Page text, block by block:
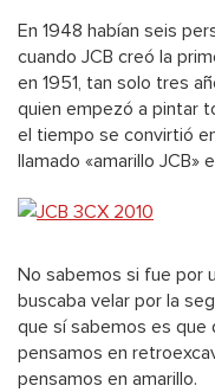
En 1948 habían seis
cuando JCB creó la
en 1951, tan solo tres
quien empezó a pintar
el tiempo se convirtió
llamado «amarillo JCB»
No sabemos si fue por
buscaba velar por la
que sí sabemos es
pensamos en
pensamos en amarillo.